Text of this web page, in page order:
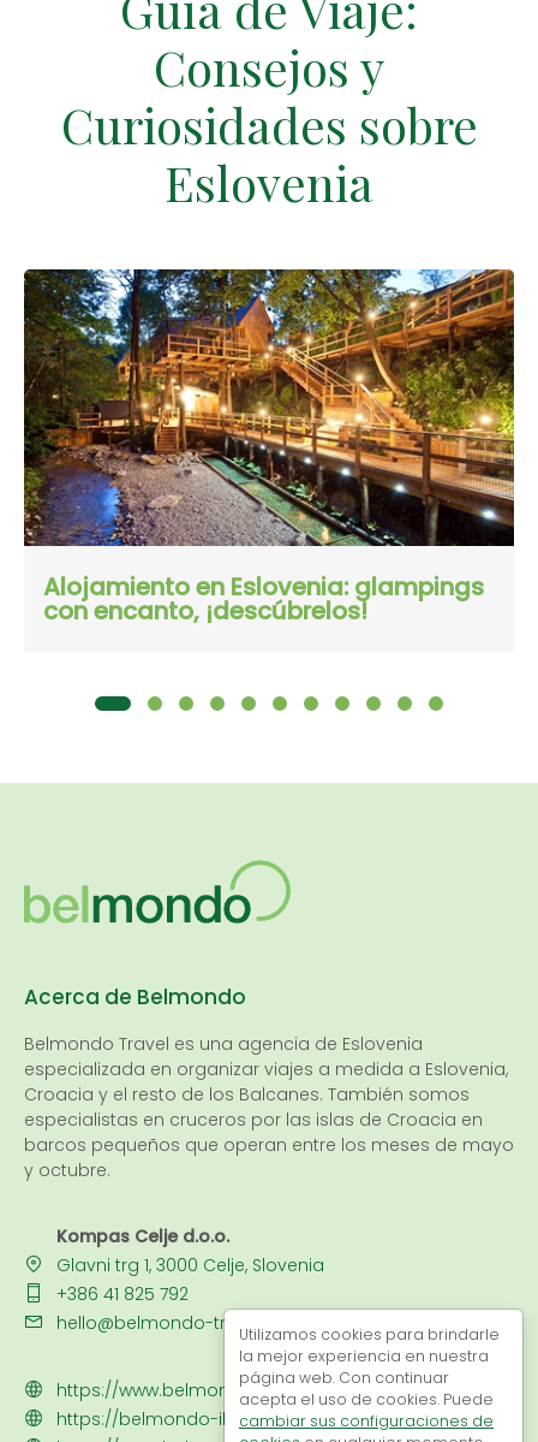
Consejos y
Curiosidades sobre
Eslovenia
Alojamiento en Eslovenia: glampings
con encanto, ¡descúbrelos!
Acerca de Belmondo
Belmondo Travel es una agencia de Eslovenia
especializada en organizar viajes a medida a Eslovenia,
Croacia y el resto de los Balcanes. También somos
especialistas en cruceros por las islas de Croacia en
barcos pequeños que operan entre los meses de mayo
y octubre.
Kompas Celje d.o.o.
Glavni trg 1, 3000 Celje, Slovenia
+386 41 825 792
hello@belmondo-travel.com
https://www.belmondo-cruises.com
https://belmondo-iberotravel.com/
Utilizamos cookies para brindarle
la mejor experiencia en nuestra
página web. Con continuar
acepta el uso de cookies. Puede
cambiar sus configuraciones de